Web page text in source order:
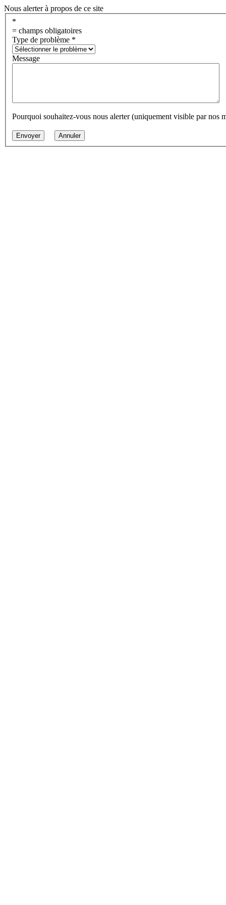
Nous alerter à propos de ce site
*
= champs obligatoires
Type de problème *
Message
Pourquoi souhaitez-vous nous alerter (uniquement visible par nos